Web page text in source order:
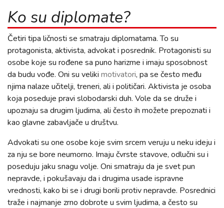
Ko su diplomate?
Četiri tipa ličnosti se smatraju diplomatama. To su
protagonista, aktivista, advokat i posrednik. Protagonisti su
osobe koje su rođene sa puno harizme i imaju sposobnost
da budu vođe. Oni su veliki motivatori, pa se često među
njima nalaze učitelji, treneri, ali i političari. Aktivista je osoba
koja poseduje pravi slobodarski duh. Vole da se druže i
upoznaju sa drugim ljudima, ali često ih možete prepoznati i
kao glavne zabavljače u društvu.
Advokati su one osobe koje svim srcem veruju u neku ideju i
za nju se bore neumorno. Imaju čvrste stavove, odlučni su i
poseduju jaku snagu volje. Oni smatraju da je svet pun
nepravde, i pokušavaju da i drugima usade ispravne
vrednosti, kako bi se i drugi borili protiv nepravde. Posrednici
traže i najmanje zrno dobrote u svim ljudima, a često su